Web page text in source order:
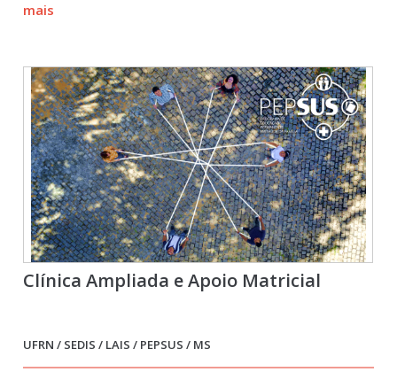
mais
Clínica Ampliada e Apoio Matricial
UFRN / SEDIS / LAIS / PEPSUS / MS